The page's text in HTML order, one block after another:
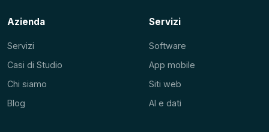
Azienda
Servizi
Casi di Studio
Chi siamo
Blog
Servizi
Software
App mobile
Siti web
AI e dati